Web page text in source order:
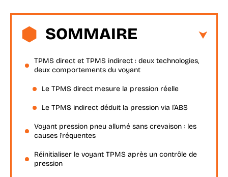
SOMMAIRE
TPMS direct et TPMS indirect : deux technologies,
deux comportements du voyant
Le TPMS direct mesure la pression réelle
Le TPMS indirect déduit la pression via l’ABS
Voyant pression pneu allumé sans crevaison : les
causes fréquentes
Réinitialiser le voyant TPMS après un contrôle de
pression